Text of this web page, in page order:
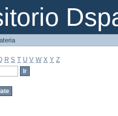
R S T U V W X Y Z